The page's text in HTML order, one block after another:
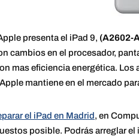
presenta el iPad 9, (A2602-
cambios en el procesador,
mas eficiencia energética.
mantiene en el mercado
el iPad en Madrid, en
posible. Podrás arreglar